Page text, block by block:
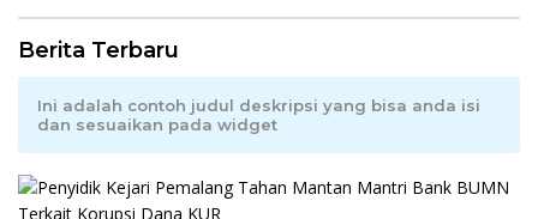
Berita Terbaru
Ini adalah contoh judul deskripsi yang bisa anda isi
dan sesuaikan pada widget